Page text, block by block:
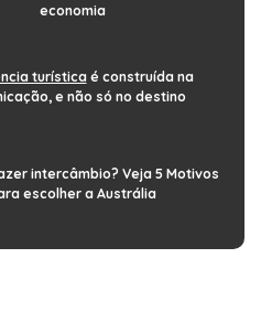
economia
turísticaé construída na
e não só no destino
intercâmbio? Veja 5 Motivos
escolher a Austrália